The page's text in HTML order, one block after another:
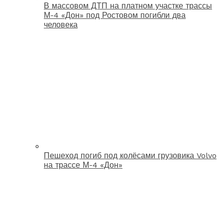
В массовом ДТП на платном участке трассы
М-4 «Дон» под Ростовом погибли два
человека
Пешеход погиб под колёсами грузовика Volvo
на трассе М-4 «Дон»